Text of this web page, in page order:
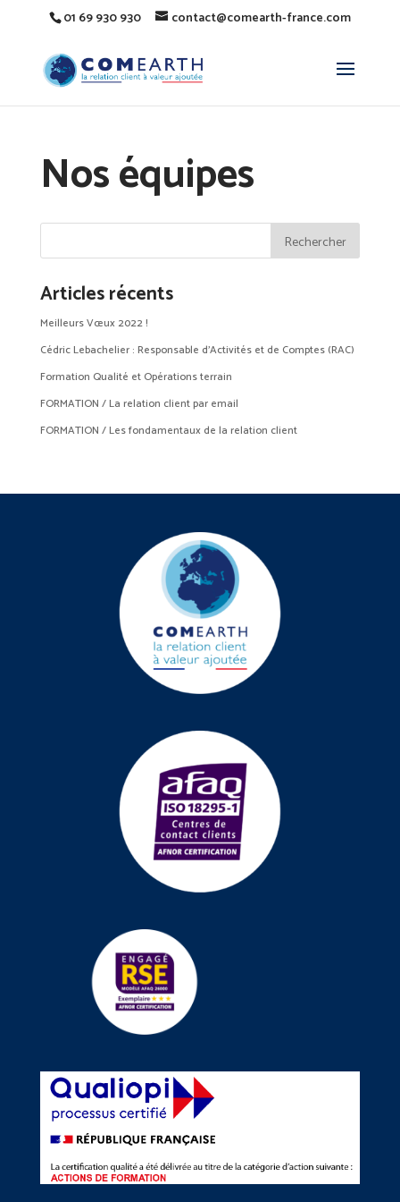
01 69 930 930 contact@comearth-france.com
Nos équipes
Articles récents
Meilleurs Vœux 2022 !
Cédric Lebachelier : Responsable d’Activités et de Comptes (RAC)
Formation Qualité et Opérations terrain
FORMATION / La relation client par email
FORMATION / Les fondamentaux de la relation client